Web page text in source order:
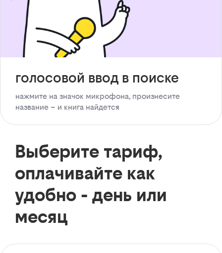
голосовой ввод в поиске
нажмите на значок микрофона, произнесите
название – и книга найдется
Выберите тариф,
оплачивайте как
удобно - день или
месяц